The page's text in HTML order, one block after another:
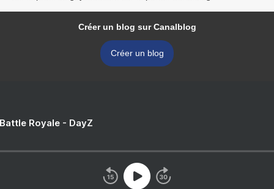
Créer un blog sur Canalblog
Créer un blog
Royale - DayZ